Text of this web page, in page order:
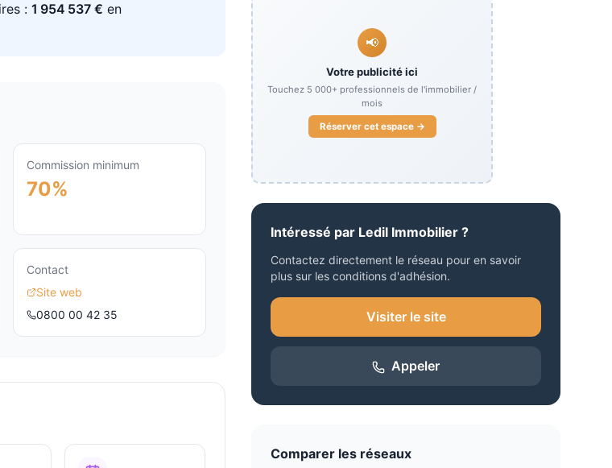
: 1 954 537 € en
Commission minimum
70%
Contact
Site web
0800 00 42 35
📢
Votre publicité ici
Touchez 5 000+ professionnels de l'immobilier /
mois
Réserver cet espace →
Intéressé par Ledil Immobilier ?
Contactez directement le réseau pour en savoir
plus sur les conditions d'adhésion.
Visiter le site
Appeler
Comparer les réseaux